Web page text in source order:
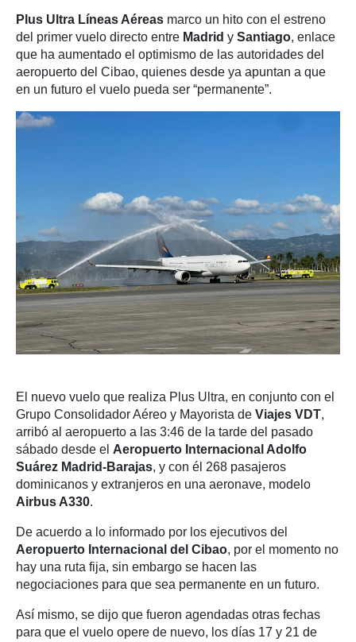
Plus Ultra Líneas Aéreas marco un hito con el estreno
del primer vuelo directo entre Madrid y Santiago, enlace
que ha aumentado el optimismo de las autoridades del
aeropuerto del Cibao, quienes desde ya apuntan a que
en un futuro el vuelo pueda ser “permanente”.
El nuevo vuelo que realiza Plus Ultra, en conjunto con el
Grupo Consolidador Aéreo y Mayorista de Viajes VDT,
arribó al aeropuerto a las 3:46 de la tarde del pasado
sábado desde el Aeropuerto Internacional Adolfo
Suárez Madrid-Barajas, y con él 268 pasajeros
dominicanos y extranjeros en una aeronave, modelo
Airbus A330.
De acuerdo a lo informado por los ejecutivos del
Aeropuerto Internacional del Cibao, por el momento no
hay una ruta fija, sin embargo se hacen las
negociaciones para que sea permanente en un futuro.
Así mismo, se dijo que fueron agendadas otras fechas
para que el vuelo opere de nuevo, los días 17 y 21 de